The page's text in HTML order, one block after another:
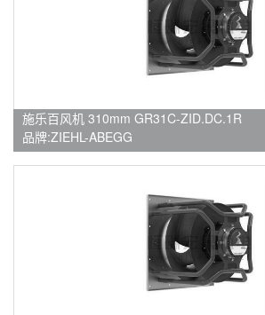
施乐百风机 310mm GR31C-ZID.DC.1R
品牌:ZIEHL-ABEGG